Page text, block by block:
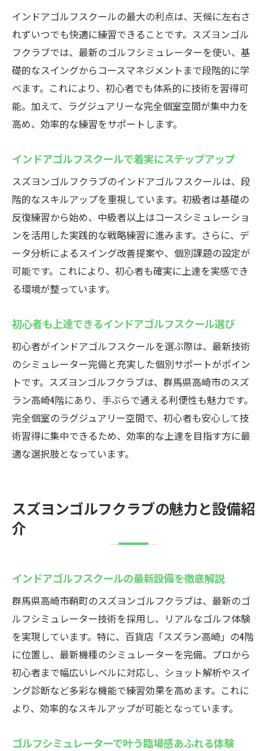
インドアゴルフスクールの最大の利点は、天候に左右さ
れずいつでも快適に練習できることです。スズヨンゴル
フクラブでは、最新のゴルフシミュレーターを使い、基
礎的なスイングからコースマネジメントまで段階的に学
べます。これにより、初心者でも体系的に技術を習得可
能。加えて、ラグジュアリーな完全個室空間が集中力を
高め、効率的な練習をサポートします。
インドアゴルフスクールで着実にステップアップ
スズヨンゴルフクラブのインドアゴルフスクールは、段
階的なスキルアップを重視しています。初級者は基礎の
反復練習から始め、中級者以上はコースシミュレーショ
ンを活用した実践的な戦略練習に進みます。さらに、デ
ータ分析によるスイング改善提案や、個別課題の設定が
可能です。これにより、初心者も確実に上達を実感でき
る環境が整っています。
初心者も上達できるインドアゴルフスクール選び
初心者がインドアゴルフスクールを選ぶ際は、最新技術
のシミュレーター完備と充実した個別サポートがポイン
トです。スズヨンゴルフクラブは、群馬県高崎市のスズ
ラン高崎4階にあり、手ぶらで通える利便性も魅力です。
完全個室のラグジュアリー空間で、初心者も安心して技
術習得に集中できるため、効率的な上達を目指す方に最
適な選択肢となっています。
スズヨンゴルフクラブの魅力と設備紹
介
インドアゴルフスクールの最新設備を徹底解説
群馬県高崎市鞘町のスズヨンゴルフクラブは、最新のゴ
ルフシミュレーター技術を採用し、リアルなゴルフ体験
を実現しています。特に、百貨店「スズラン高崎」の4階
に位置し、最新機種のシミュレーターを完備。プロから
初心者まで幅広いレベルに対応し、ショット解析やスイ
ング診断など多彩な機能で練習効果を高めます。これに
より、効率的なスキルアップが可能となっています。
ゴルフシミュレーターで叶う臨場感あふれる体験